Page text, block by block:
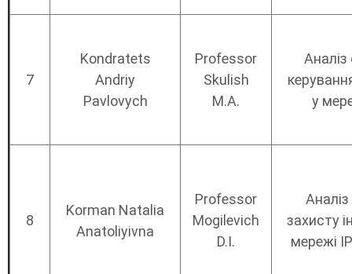
7
Kondratets
Andriy
Pavlovych
Professor
Skulish
M.A.
у
8
Korman Natalia
Anatoliyivna
Professor
Mogilevich
D.I.
захисту
мережі